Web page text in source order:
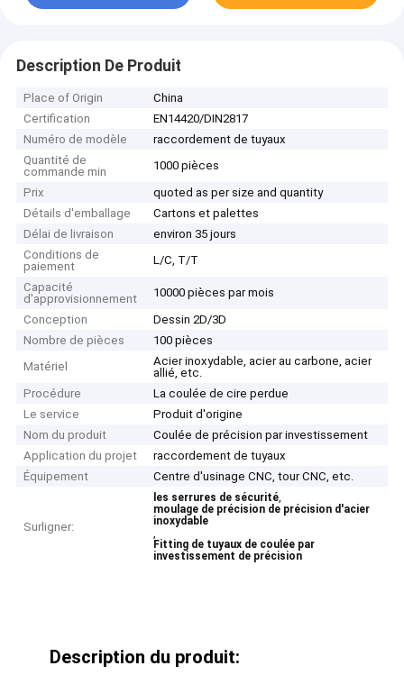
Description De Produit
Place of Origin
China
Certification
EN14420/DIN2817
Numéro de modèle
raccordement de tuyaux
Quantité de
commande min
1000 pièces
Prix
quoted as per size and quantity
Détails d'emballage
Cartons et palettes
Délai de livraison
environ 35 jours
Conditions de
paiement
L/C, T/T
Capacité
d'approvisionnement
10000 pièces par mois
Conception
Dessin 2D/3D
Nombre de pièces
100 pièces
Matériel
Acier inoxydable, acier au carbone, acier
allié, etc.
Procédure
La coulée de cire perdue
Le service
Produit d'origine
Nom du produit
Coulée de précision par investissement
Application du projet
raccordement de tuyaux
Équipement
Centre d'usinage CNC, tour CNC, etc.
Surligner:
les serrures de sécurité,
moulage de précision de précision d'acier
inoxydable
,
Fitting de tuyaux de coulée par
investissement de précision
Description du produit: